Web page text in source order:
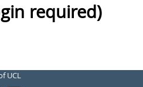
required)
UCL